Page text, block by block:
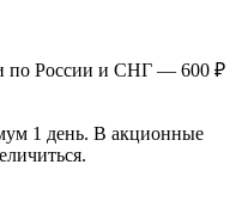
по России и СНГ — 600 ₽
1 день. В акционные